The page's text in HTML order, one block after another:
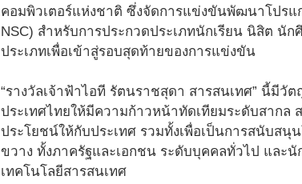
คอมพิวเตอร์แห่งชาติ ซึ่งจัดการแข่งขันพัฒนาโปรแก
NSC) สำหรับการประกวดประเภทนักเรียน นิสิต นั
ประเภทเพื่อเข้าสู่รอบสุดท้ายของการแข่งขัน
“รางวัลเจ้าฟ้าไอที รัตนราชสุดา สารสนเทศ” นี้มี
ประเทศไทยให้มีความก้าวหน้าทัดเทียมระดับสากล
ประโยชน์ให้กับประเทศ รวมทั้งเพื่อเป็นการสนับส
ขวาง ทั้งภาครัฐและเอกชน ระดับบุคคลทั่วไป และ
เทคโนโลยีสารสนเทศ